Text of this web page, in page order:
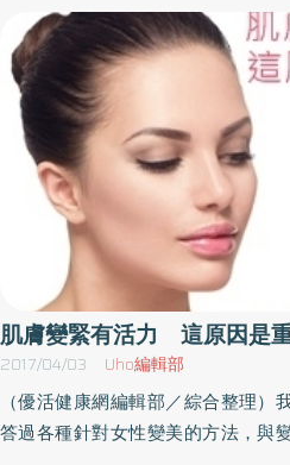
智。同時，視力恢復的成年人的大
志、對各種事物產生興趣、注意力
等等。（本文摘自／一分鐘視力革
最大風險因子，而長時間接觸紫外
障，紫外線也會傷害眼睛黃斑部，
還是要戴太陽眼鏡，為眼睛防曬。
何元輝醫師分析，紫外線會引起
性，長時間下來，水晶體就會變黃
影響視力、看東西。白內障種類中
像高度近視、糖尿病、抽菸、酗酒
物，都可能讓白內障提早出現。 由
視患者越來越多，連帶白內障也有
接受白內障手術患者過去多為50、
一些30、40歲病例，有的人是外傷
內障手術成功率達95% 傷口不超過
何元輝醫師說，目前白內障手術
水晶體植入術」，成功率達95%，
麻醉即可，恢復期也縮短許多。 人
肌膚變緊有活力 這原因是
2017/04/03 Uho編輯部
（優活健康網編輯部／綜合整理
答過各種針對女性變美的方法，與